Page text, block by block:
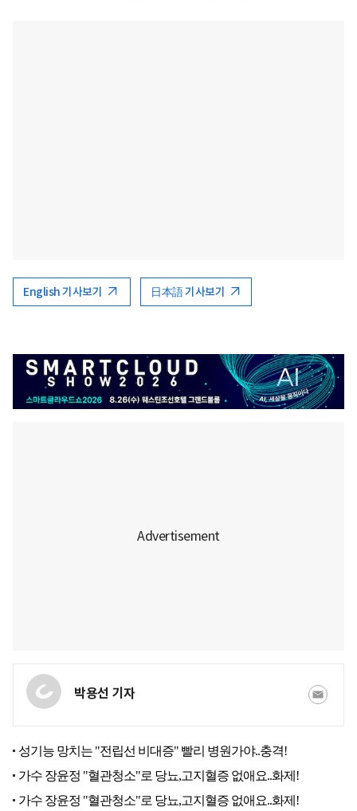
English 기사보기 日本語 기사보기
박용선 기자